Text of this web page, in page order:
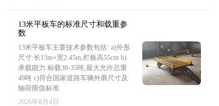
13米平板车的标准尺寸和载重参
数
13米平板车主要技术参数包括: a)外形
尺寸:长13m×宽2.45m,栏板高55cm b)
承载能力:标载30-35吨,最大允许总重
49吨 c)符合国家道路车辆外廓尺寸及
轴荷限值标准
2026年8月4日